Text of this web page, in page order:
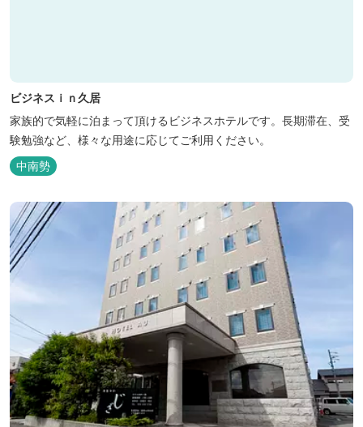
ビジネスｉｎ久居
家族的で気軽に泊まって頂けるビジネスホテルです。長期滞在、受
験勉強など、様々な用途に応じてご利用ください。
中南勢